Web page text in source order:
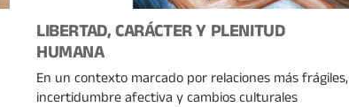
LIBERTAD, CARÁCTER Y PLENITUD
HUMANA
En un contexto marcado por relaciones más frágiles,
incertidumbre afectiva y cambios culturales